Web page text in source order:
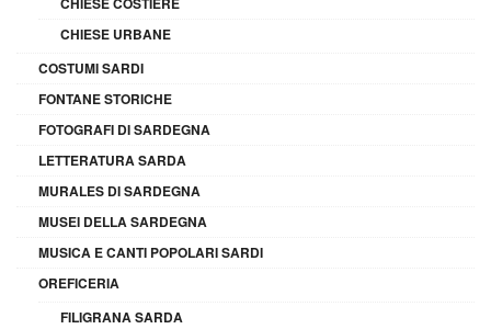
CHIESE URBANE
COSTUMI SARDI
FONTANE STORICHE
FOTOGRAFI DI SARDEGNA
LETTERATURA SARDA
MURALES DI SARDEGNA
MUSEI DELLA SARDEGNA
MUSICA E CANTI POPOLARI SARDI
OREFICERIA
FILIGRANA SARDA